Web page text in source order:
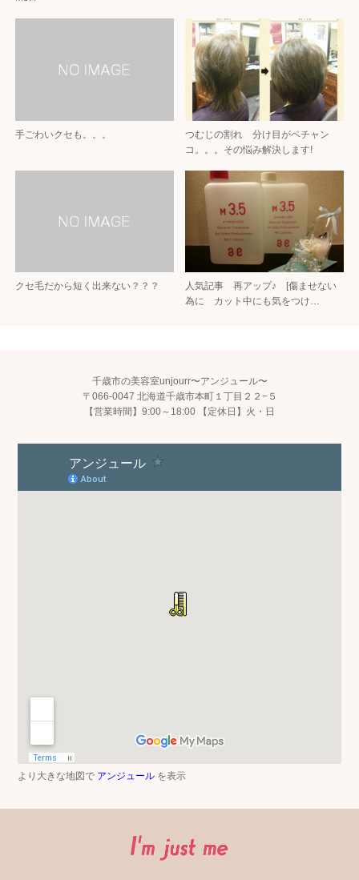
手ごわいクセも。。。
つむじの割れ 分け目がペチャン
コ。。。その悩み解決します!
クセ毛だから短く出来ない？？？
人気記事 再アップ♪ [傷ませない
為に カット中にも気をつけ…
千歳市の美容室unjourr〜アンジュール〜
〒066-0047 北海道千歳市本町１丁目２２−５
【営業時間】9:00～18:00 【定休日】火・日
より大きな地図で アンジュール を表示